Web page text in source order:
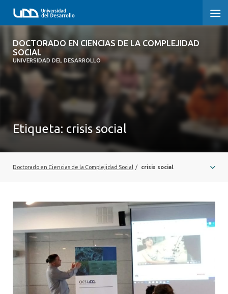
DOCTORADO EN CIENCIAS DE LA COMPLEJIDAD
SOCIAL
UNIVERSIDAD DEL DESARROLLO
DOCTORADO EN CIENCIAS DE LA
COMPLEJIDAD SOCIAL
NOSOTROS
INVESTIGACIÓN
Etiqueta: crisis social
Doctorado en Ciencias de la Complejidad Social / crisis social